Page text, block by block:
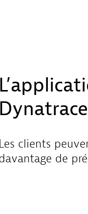
Les clients
de